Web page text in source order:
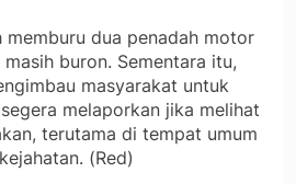
memburu dua penadah motor
buron. Sementara itu,
masyarakat untuk
melaporkan jika melihat
terutama di tempat umum
(Red)